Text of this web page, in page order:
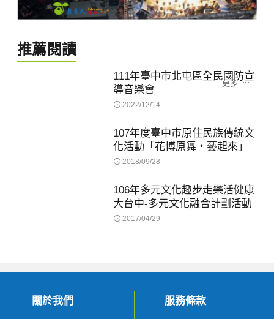
推薦閱讀
更多
111年臺中市北屯區全民國防宣
導音樂會
2022/12/14
107年度臺中市原住民族傳統文
化活動「花博原舞‧藝起來」
2018/09/28
106年多元文化趣步走樂活健康
大台中-多元文化融合計劃活動
2017/04/29
關於我們 服務條款